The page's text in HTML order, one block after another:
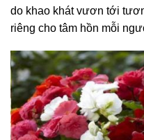
do khao khát vươn tới
riêng cho tâm hồn mỗi